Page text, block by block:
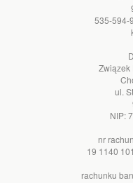
535-594-
Związek
ul.
NIP:
nr
19 1140
rachunku